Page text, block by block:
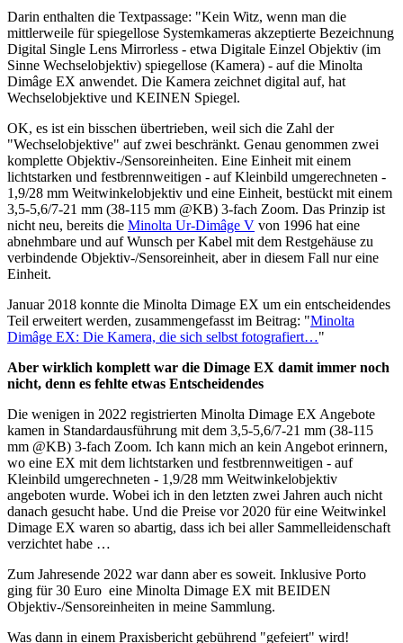
Darin enthalten die Textpassage: "Kein Witz, wenn man die
mittlerweile für spiegellose Systemkameras akzeptierte Bezeichnung
Digital Single Lens Mirrorless - etwa Digitale Einzel Objektiv (im
Sinne Wechselobjektiv) spiegellose (Kamera) - auf die Minolta
Dimâge EX anwendet. Die Kamera zeichnet digital auf, hat
Wechselobjektive und KEINEN Spiegel.
OK, es ist ein bisschen übertrieben, weil sich die Zahl der
"Wechselobjektive" auf zwei beschränkt. Genau genommen zwei
komplette Objektiv-/Sensoreinheiten. Eine Einheit mit einem
lichtstarken und festbrennweitigen - auf Kleinbild umgerechneten -
1,9/28 mm Weitwinkelobjektiv und eine Einheit, bestückt mit einem
3,5-5,6/7-21 mm (38-115 mm @KB) 3-fach Zoom. Das Prinzip ist
nicht neu, bereits die Minolta Ur-Dimâge V von 1996 hat eine
abnehmbare und auf Wunsch per Kabel mit dem Restgehäuse zu
verbindende Objektiv-/Sensoreinheit, aber in diesem Fall nur eine
Einheit.
Januar 2018 konnte die Minolta Dimage EX um ein entscheidendes
Teil erweitert werden, zusammengefasst im Beitrag: "Minolta
Dimâge EX: Die Kamera, die sich selbst fotografiert…"
Aber wirklich komplett war die Dimage EX damit immer noch
nicht, denn es fehlte etwas Entscheidendes
Die wenigen in 2022 registrierten Minolta Dimage EX Angebote
kamen in Standardausführung mit dem 3,5-5,6/7-21 mm (38-115
mm @KB) 3-fach Zoom. Ich kann mich an kein Angebot erinnern,
wo eine EX mit dem lichtstarken und festbrennweitigen - auf
Kleinbild umgerechneten - 1,9/28 mm Weitwinkelobjektiv
angeboten wurde. Wobei ich in den letzten zwei Jahren auch nicht
danach gesucht habe. Und die Preise vor 2020 für eine Weitwinkel
Dimage EX waren so abartig, dass ich bei aller Sammelleidenschaft
verzichtet habe …
Zum Jahresende 2022 war dann aber es soweit. Inklusive Porto
ging für 30 Euro eine Minolta Dimage EX mit BEIDEN
Objektiv-/Sensoreinheiten in meine Sammlung.
Was dann in einem Praxisbericht gebührend "gefeiert" wird!